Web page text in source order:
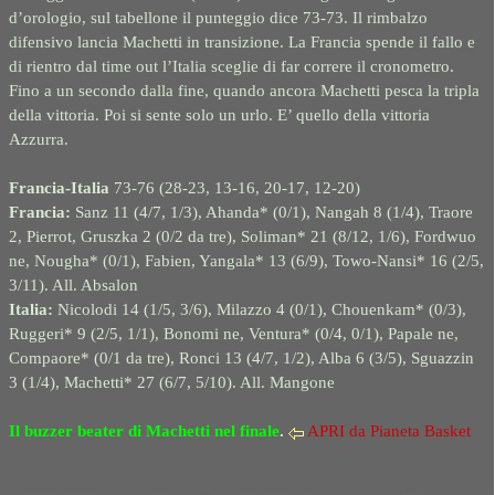
d’orologio, sul tabellone il punteggio dice 73-73. Il rimbalzo
difensivo lancia Machetti in transizione. La Francia spende il fallo e
di rientro dal time out l’Italia sceglie di far correre il cronometro.
Fino a un secondo dalla fine, quando ancora Machetti pesca la tripla
della vittoria. Poi si sente solo un urlo. E’ quello della vittoria
Azzurra.
Francia-Italia 73-76 (28-23, 13-16, 20-17, 12-20)
Francia: Sanz 11 (4/7, 1/3), Ahanda* (0/1), Nangah 8 (1/4), Traore
2, Pierrot, Gruszka 2 (0/2 da tre), Soliman* 21 (8/12, 1/6), Fordwuo
ne, Nougha* (0/1), Fabien, Yangala* 13 (6/9), Towo-Nansi* 16 (2/5,
3/11). All. Absalon
Italia: Nicolodi 14 (1/5, 3/6), Milazzo 4 (0/1), Chouenkam* (0/3),
Ruggeri* 9 (2/5, 1/1), Bonomi ne, Ventura* (0/4, 0/1), Papale ne,
Compaore* (0/1 da tre), Ronci 13 (4/7, 1/2), Alba 6 (3/5), Sguazzin
3 (1/4), Machetti* 27 (6/7, 5/10). All. Mangone
Il buzzer beater di Machetti nel finale. APRI da Pianeta Basket